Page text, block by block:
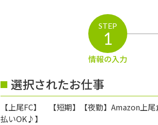
STEP
1
情報の入力
選択されたお仕事
【上尾FC】 【短期】【夜勤】Amazon上
払いOK♪】